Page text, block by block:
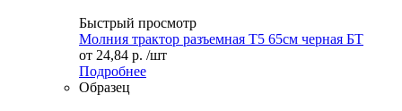
Быстрый просмотр
Молния трактор разъемная Т5 65см черная БТ
от 24,84 р. /шт
Подробнее
Образец